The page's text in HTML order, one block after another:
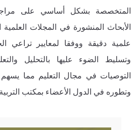
المتخصصة بشكل أساسي على
الأبحاث المنشورة في المجلات
علمية دقيقة ووفقا لمعايير تراعي
وتسليط الضوء عليها بالتحليل
التوصيات في مجال التعليم مما
وتطوره في الدول الأعضاء بمكتب